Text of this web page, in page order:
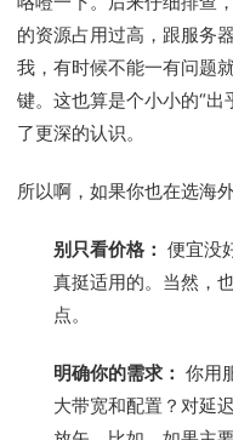
的资源占用过高，跟服务
我，有时候不能一有问题
键。这也算是个小小的“
了更深的认识。
所以啊，如果你也在选海
别只看价格： 便宜没
真挺适用的。当然，
点。
明确你的需求： 你用
大带宽和配置？对延